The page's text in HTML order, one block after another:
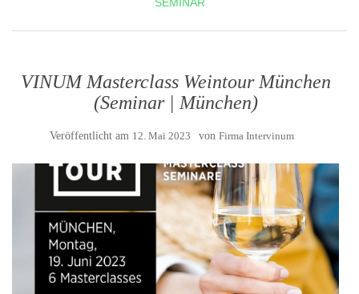
VINUM Masterclass Weintour München
(Seminar | München)
Veröffentlicht am 12. Mai 2023 von Firma Intervinum